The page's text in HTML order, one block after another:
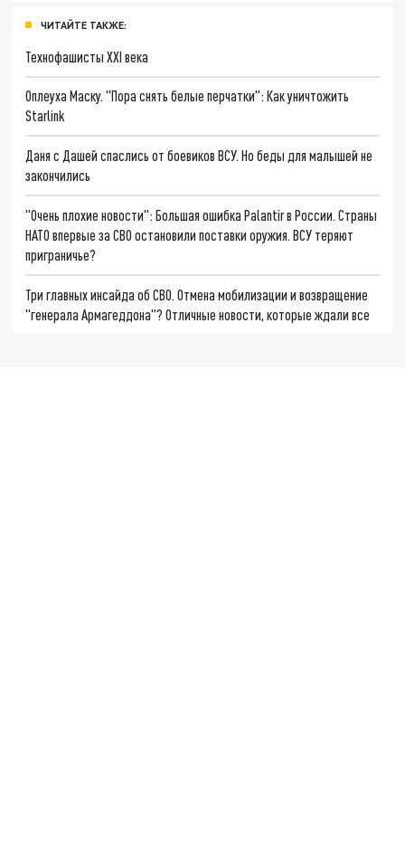
ЧИТАЙТЕ ТАКЖЕ:
Технофашисты XXI века
Оплеуха Маску. "Пора снять белые перчатки": Как уничтожить
Starlink
Даня с Дашей спаслись от боевиков ВСУ. Но беды для малышей не
закончились
"Очень плохие новости": Большая ошибка Palantir в России. Страны
НАТО впервые за СВО остановили поставки оружия. ВСУ теряют
приграничье?
Три главных инсайда об СВО. Отмена мобилизации и возвращение
"генерала Армагеддона"? Отличные новости, которые ждали все